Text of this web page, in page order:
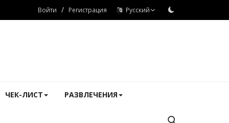
Войти / Регистрация Русский
ЧЕК-ЛИСТ РАЗВЛЕЧЕНИЯ